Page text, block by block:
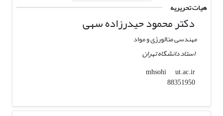
هیات تحریریه
دکتر محمود حیدرزاده سهی
مهندسی متالورژی و مواد
استاد دانشگاه تهران
mhsohi
ut.ac.ir
88351950